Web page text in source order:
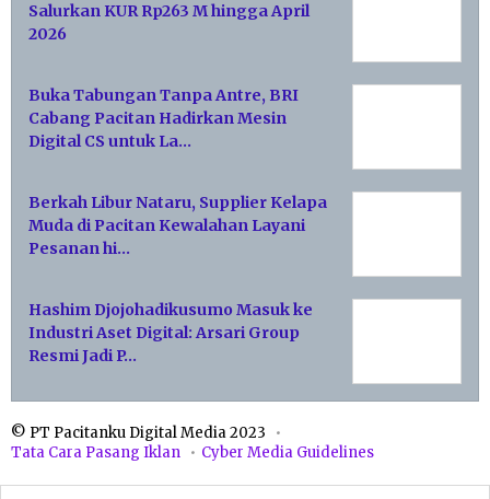
Salurkan KUR Rp263 M hingga April
2026
Buka Tabungan Tanpa Antre, BRI
Cabang Pacitan Hadirkan Mesin
Digital CS untuk La…
Berkah Libur Nataru, Supplier Kelapa
Muda di Pacitan Kewalahan Layani
Pesanan hi…
Hashim Djojohadikusumo Masuk ke
Industri Aset Digital: Arsari Group
Resmi Jadi P…
© PT Pacitanku Digital Media 2023
Tata Cara Pasang Iklan
Cyber Media Guidelines